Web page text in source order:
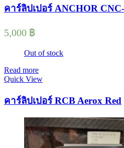
คาร์ลิปเปอร์ ANCHOR
5,000 ฿
Out of stock
Read more
Quick View
คาร์ลิปเปอร์ RCB Aerox Red